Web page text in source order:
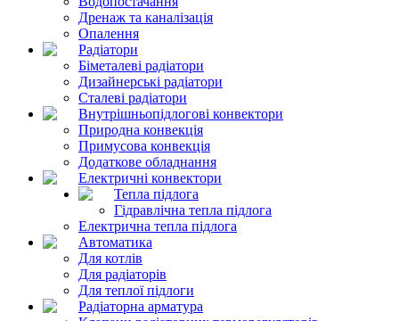
Дренаж та каналізація
Опалення
Радіатори
Біметалеві радіатори
Дизайнерські радіатори
Сталеві радіатори
Внутрішньопідлогові конвектори
Природна конвекція
Примусова конвекція
Додаткове обладнання
Електричні конвектори
Тепла підлога
Гідравлічна тепла підлога
Електрична тепла підлога
Автоматика
Для котлів
Для радіаторів
Для теплої підлоги
Радіаторна арматура